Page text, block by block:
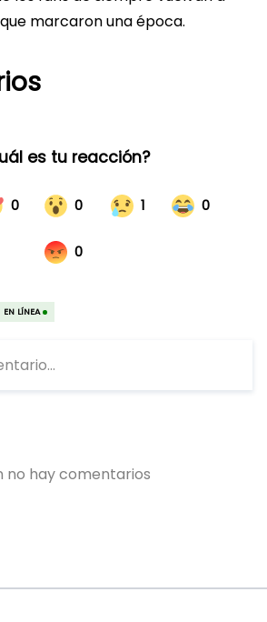
marcaron una época.